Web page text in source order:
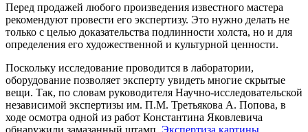
Перед продажей любого произведения известного мастера
рекомендуют провести его экспертизу. Это нужно делать не
только с целью доказательства подлинности холста, но и для
определения его художественной и культурной ценности.
Поскольку исследование проводится в лаборатории,
оборудование позволяет эксперту увидеть многие скрытые
вещи. Так, по словам руководителя Научно-исследовательской
независимой экспертизы им. П.М. Третьякова А. Попова, в
ходе осмотра одной из работ Константина Яковлевича
обнаружили замазанный штамп. Экспертиза картины